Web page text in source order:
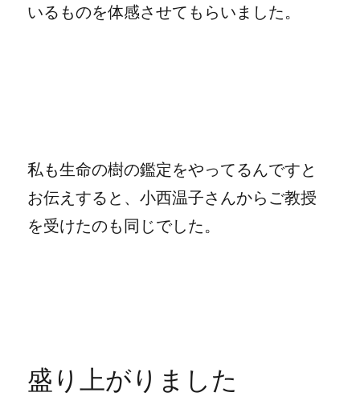
いるものを体感させてもらいました。
私も生命の樹の鑑定をやってるんですと
お伝えすると、小西温子さんからご教授
を受けたのも同じでした。
盛り上がりました